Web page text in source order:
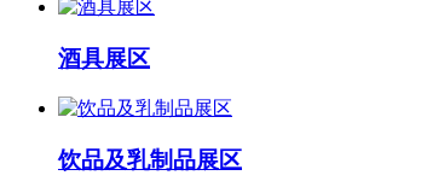
酒具展区
饮品及乳制品展区